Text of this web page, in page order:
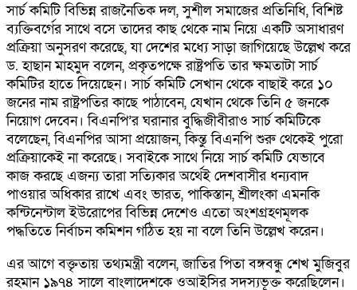
সার্চ কমিটি বিভিন্ন রাজনৈতিক দল, সুশীল সমাজের প্রতিনিধি, বিশিষ্ট
ব্যক্তিবর্গের সাথে বসে তাদের কাছ থেকে নাম নিয়ে একটি অসাধারণ
প্রক্রিয়া অনুসরণ করেছে, যা দেশের মধ্যে সাড়া জাগিয়েছে উল্লেখ করে
ড. হাছান মাহমুদ বলেন, প্রকৃতপক্ষে রাষ্ট্রপতি তার ক্ষমতাটা সার্চ
কমিটির হাতে দিয়েছেন। সার্চ কমিটি সেখান থেকে বাছাই করে ১০
জনের নাম রাষ্ট্রপতির কাছে পাঠাবেন, যেখান থেকে তিনি ৫ জনকে
নিয়োগ দেবেন। বিএনপি’র ঘরানার বুদ্ধিজীবীরাও সার্চ কমিটিকে
বলেছেন, বিএনপির আসা প্রয়োজন, কিন্তু বিএনপি শুরু থেকেই পুরো
প্রক্রিয়াকেই না করেছে। সবাইকে সাথে নিয়ে সার্চ কমিটি যেভাবে
কাজ করছে এজন্য তারা সত্যিকার অর্থেই দেশবাসীর ধন্যবাদ
পাওয়ার অধিকার রাখে এবং ভারত, পাকিস্তান, শ্রীলংকা এমনকি
কন্টিনেন্টাল ইউরোপের বিভিন্ন দেশেও এতো অংশগ্রহণমূলক
পদ্ধতিতে নির্বাচন কমিশন গঠিত হয় না বলে তিনি উল্লেখ করেন।
এর আগে বক্তৃতায় তথ্যমন্ত্রী বলেন, জাতির পিতা বঙ্গবন্ধু শেখ মুজিবুর
রহমান ১৯৭৪ সালে বাংলাদেশকে ওআইসির সদস্যভূক্ত করেছিলেন।